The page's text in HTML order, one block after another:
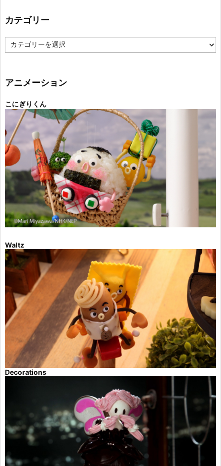
カテゴリー
テ
ー
アニメーション
こにぎりくん
Waltz
Decorations